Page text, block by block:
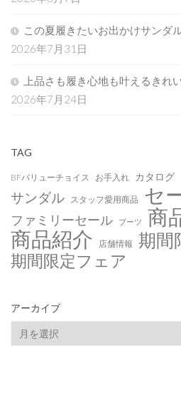
この夏履きたいお出かけサンダ
2026年7月31日
上品さも履き心地も叶えるきれ
2026年7月24日
TAG
BFバリューチョイス お手入れ カタログ
サンダル スタッフ愛用商品 セ
ファミリーセール ブーツ 商
商品紹介 店舗情報 期間
期間限定フェア
アーカイブ
ー